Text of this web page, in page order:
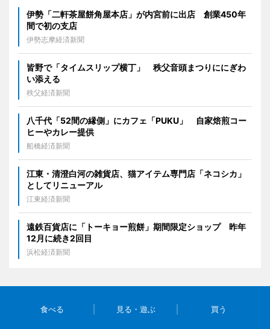
伊勢「二軒茶屋餅角屋本店」が内宮前に出店 創業450年
間で初の支店
伊勢志摩経済新聞
皆野で「タイムスリップ横丁」 秩父音頭まつりににぎわ
い添える
秩父経済新聞
八千代「52間の縁側」にカフェ「PUKU」 自家焙煎コー
ヒーやカレー提供
船橋経済新聞
江東・清澄白河の雑貨店、猫アイテム専門店「ネコシカ」
としてリニューアル
江東経済新聞
遠鉄百貨店に「トーキョー煎餅」期間限定ショップ 昨年
12月に続き2回目
浜松経済新聞
食べる 見る・遊ぶ 買う